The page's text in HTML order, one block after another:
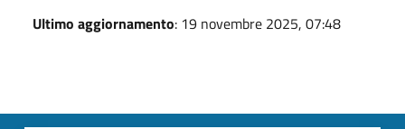
Ultimo aggiornamento: 19 novembre 2025, 07:48